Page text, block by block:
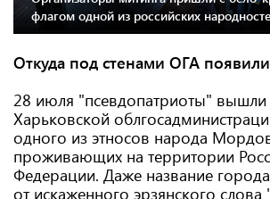
флагом одной из российских
Откуда под стенами ОГА
28 июля "псевдопатриоты"
Харьковской
одного из этносов народа
проживающих на территории
Федерации. Даже название
от искаженного эрзянского слова